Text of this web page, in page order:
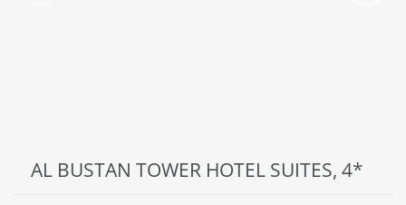
AL BUSTAN TOWER HOTEL SUITES, 4*